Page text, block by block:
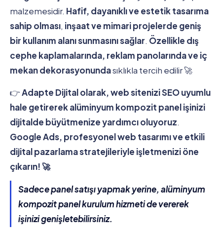
malzemesidir. Hafif, dayanıklı ve estetik tasarıma
sahip olması, inşaat ve mimari projelerde geniş
bir kullanım alanı sunmasını sağlar. Özellikle dış
cephe kaplamalarında, reklam panolarında ve iç
mekan dekorasyonundasıklıkla tercih edilir 🚀
👉Adapte Dijital olarak, web sitenizi SEO uyumlu
hale getirerek alüminyum kompozit panel işinizi
dijitalde büyütmenize yardımcı oluyoruz.
Google Ads, profesyonel web tasarımı ve etkili
dijital pazarlama stratejileriyle işletmenizi öne
çıkarın! 🚀
Sadece panel satışı yapmak yerine, alüminyum
kompozit panel kurulum hizmeti de vererek
işinizi genişletebilirsiniz.